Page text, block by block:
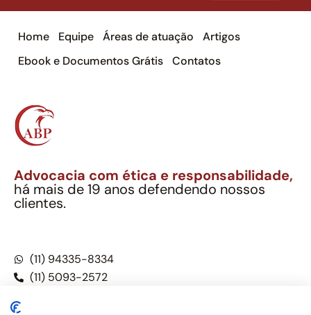
Home Equipe Áreas de atuação
Artigos
Ebook e Documentos Grátis
Contatos
Advocacia com ética e responsabilidade,
há mais de 19 anos defendendo nossos
clientes.
(11) 94335-8334
(11) 5093-2572